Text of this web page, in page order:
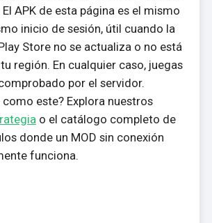
El APK de esta página es el mismo
inicio de sesión, útil cuando la
Store no se actualiza o no está
región. En cualquier caso, juegas
por el servidor.
como este? Explora nuestros
o el catálogo completo de
donde un MOD sin conexión
funciona.